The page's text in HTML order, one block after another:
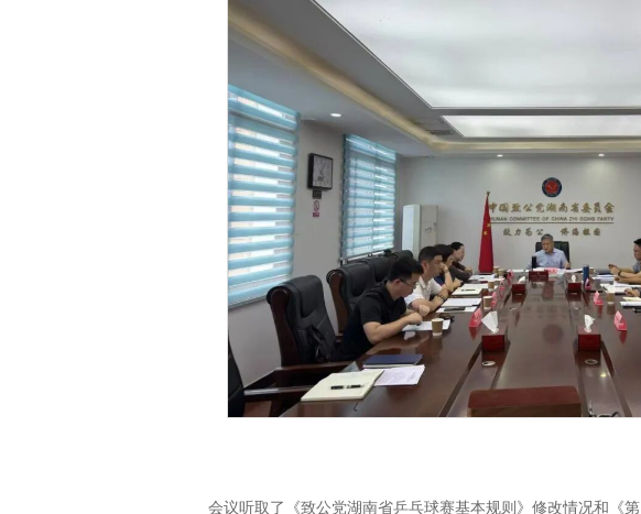
会议听取了《致公党湖南省乒乓球赛基本规则》修改情况和《